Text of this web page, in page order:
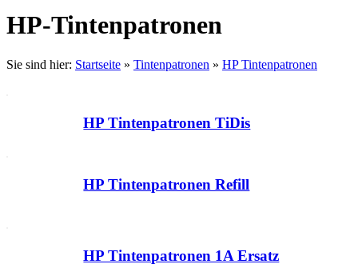
HP-Tintenpatronen
Sie sind hier: Startseite » Tintenpatronen » HP Tintenpatronen
HP Tintenpatronen TiDis
HP Tintenpatronen Refill
HP Tintenpatronen 1A Ersatz